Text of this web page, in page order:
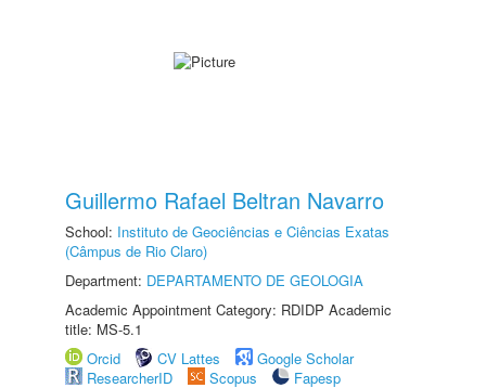
Guillermo Rafael Beltran Navarro
School: Instituto de Geociências e Ciências Exatas
(Câmpus de Rio Claro)
Department: DEPARTAMENTO DE GEOLOGIA
Academic Appointment Category: RDIDP Academic
title: MS-5.1
Orcid
CV Lattes
Google Scholar
ResearcherID
Scopus
Fapesp